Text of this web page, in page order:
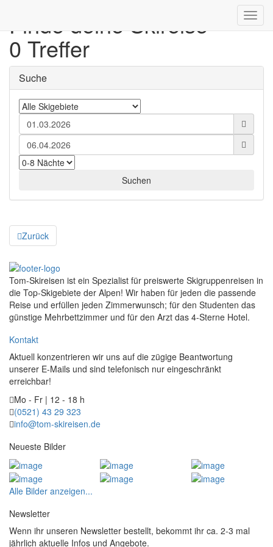
Finde deine Skireise
0 Treffer
Suche
Zurück
Tom-Skireisen ist ein Spezialist für preiswerte Skigruppenreisen in
die Top-Skigebiete der Alpen! Wir haben für jeden die passende
Reise und erfüllen jeden Zimmerwunsch; für den Studenten das
günstige Mehrbettzimmer und für den Arzt das 4-Sterne Hotel.
Kontakt
Aktuell konzentrieren wir uns auf die zügige Beantwortung
unserer E-Mails und sind telefonisch nur eingeschränkt
erreichbar!
Mo - Fr | 12 - 18 h
(0521) 43 29 323
info@tom-skireisen.de
Neueste Bilder
Alle Bilder anzeigen...
Newsletter
Wenn ihr unseren Newsletter bestellt, bekommt ihr ca. 2-3 mal
jährlich aktuelle Infos und Angebote.